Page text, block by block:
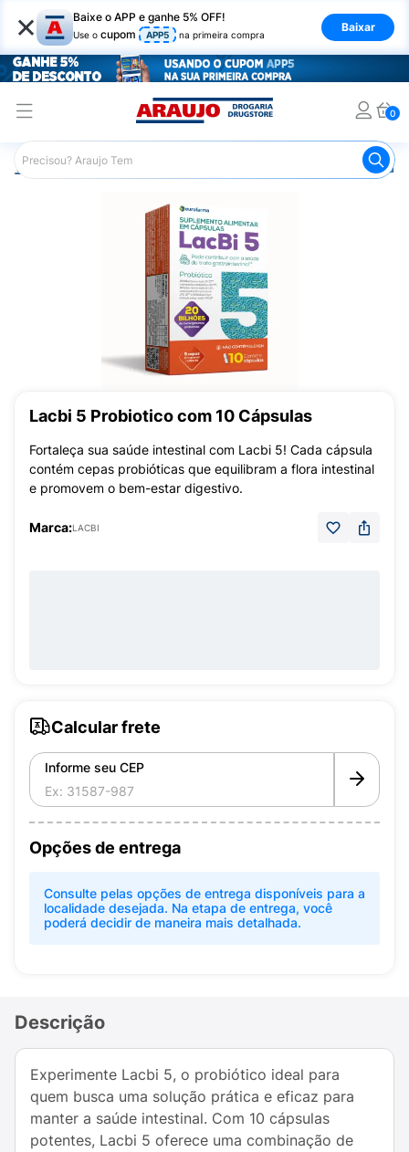
× Baixe o APP e ganhe 5% OFF!
Use o cupom APP5 na primeira compra
Baixar
0
Araujo Medicamentos Remédio para o Estômago e
Lacbi 5 Probiotico com 10 Cápsulas
Fortaleça sua saúde intestinal com Lacbi 5! Cada cápsula
contém cepas probióticas que equilibram a flora intestinal
e promovem o bem-estar digestivo.
Marca:LACBI
Calcular frete
Informe seu CEP
Opções de entrega
Consulte pelas opções de entrega disponíveis para a
localidade desejada. Na etapa de entrega, você
poderá decidir de maneira mais detalhada.
Descrição
Experimente Lacbi 5, o probiótico ideal para
quem busca uma solução prática e eficaz para
manter a saúde intestinal. Com 10 cápsulas
potentes, Lacbi 5 oferece uma combinação de